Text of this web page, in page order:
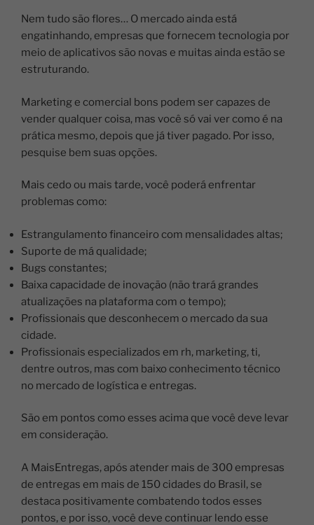
Nem tudo são flores… O mercado ainda está
engatinhando, empresas que fornecem tecnologia por
meio de aplicativos são novas e muitas ainda estão se
estruturando.
Marketing e comercial bons podem ser capazes de
vender qualquer coisa, mas você só vai ver como é na
prática mesmo, depois que já tiver pagado. Por isso,
pesquise bem suas opções.
Mais cedo ou mais tarde, você poderá enfrentar
problemas como:
Estrangulamento financeiro com mensalidades altas;
Suporte de má qualidade;
Bugs constantes;
Baixa capacidade de inovação (não trará grandes
atualizações na plataforma com o tempo);
Profissionais que desconhecem o mercado da sua
cidade.
Profissionais especializados em rh, marketing, ti,
dentre outros, mas com baixo conhecimento técnico
no mercado de logística e entregas.
São em pontos como esses acima que você deve levar
em consideração.
A MaisEntregas, após atender mais de 300 empresas
de entregas em mais de 150 cidades do Brasil, se
destaca positivamente combatendo todos esses
pontos, e por isso, você deve continuar lendo esse